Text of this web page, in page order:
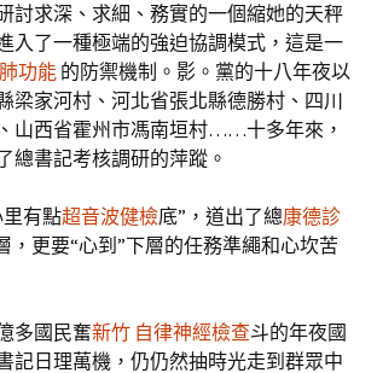
討求深、求細、務實的一個縮她的天秤
入了一種極端的強迫協調模式，這是一
功能 的防禦機制。影。黨的十八年夜以
梁家河村、河北省張北縣德勝村、四川
山西省霍州市馮南垣村……十多年來，
總書記考核調研的萍蹤。
有點超音波健檢底”，道出了總康德診
，更要“心到”下層的任務準繩和心坎苦
多國民奮新竹 自律神經檢查斗的年夜國
記日理萬機，仍仍然抽時光走到群眾中